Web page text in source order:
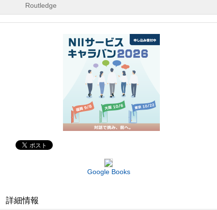
Routledge
Google Books
詳細情報